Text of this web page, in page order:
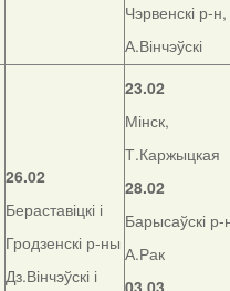
Чэрвенскі р-н,
А.Вінчэўскі
26.02
Бераставіцкі і
Гродзенскі р-ны
Дз.Вінчэўскі і
23.02
Мінск,
Т.Каржыцкая
28.02
Барысаўскі р-
А.Рак
03.03